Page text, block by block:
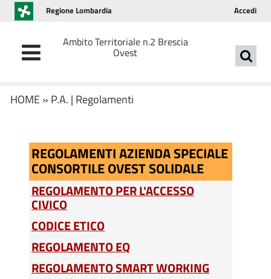
Regione Lombardia Accedi
Ambito Territoriale n.2 Brescia
Ovest
HOME » P.A. | Regolamenti
REGOLAMENTI AZIENDA SPECIALE
CONSORTILE OVEST SOLIDALE
REGOLAMENTO PER L'ACCESSO
CIVICO
CODICE ETICO
REGOLAMENTO EQ
REGOLAMENTO SMART WORKING